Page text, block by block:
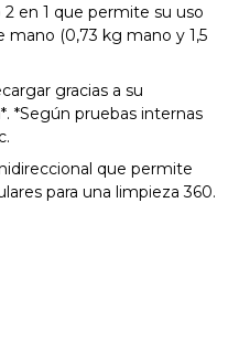
en 1 que permite su uso
mano (0,73 kg mano y 1,5
gracias a su
*Según pruebas internas
que permite
para una limpieza 360.
eficaz.
Eco y Turbo, para
más difícil.